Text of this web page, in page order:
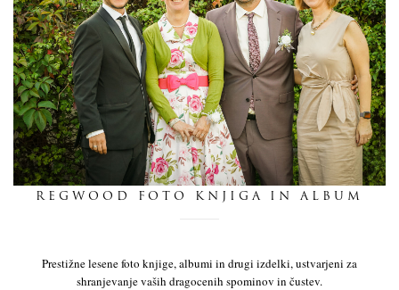
leseni izdelki
mi
dnevnik
REGWOOD FOTO KNJIGA IN ALBUM
Prestižne lesene foto knjige, albumi in drugi izdelki, ustvarjeni za
shranjevanje vaših dragocenih spominov in čustev.